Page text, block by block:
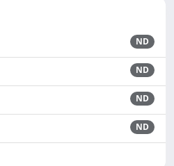
ND
ND
ND
ND